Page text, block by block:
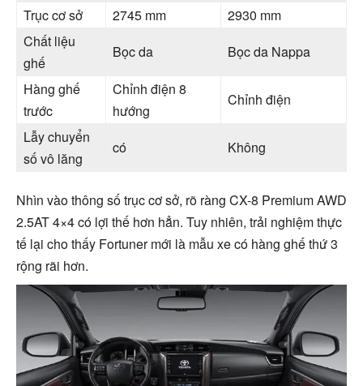
Trục cơ sở
2745 mm
2930 mm
Chất liệu
ghế
Bọc da
Bọc da Nappa
Hàng ghế
trước
Chỉnh điện 8
hướng
Chỉnh điện
Lẫy chuyển
số vô lăng
có Không
Nhìn vào thông số trục cơ sở, rõ ràng CX-8 Premium AWD
2.5AT 4×4 có lợi thế hơn hẳn. Tuy nhiên, trải nghiệm thực
tế lại cho thấy Fortuner mới là mẫu xe có hàng ghế thứ 3
rộng rãi hơn.